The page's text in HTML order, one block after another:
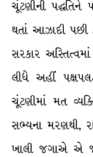
ચૂંટણીની પદ્ધતિને
થતાં આઝાદી પછી
સરકાર
લીધે અહીં
ચૂંટણીમાં મત
સભ્યના મરણથી,
ખાલી જગાએ એ જ